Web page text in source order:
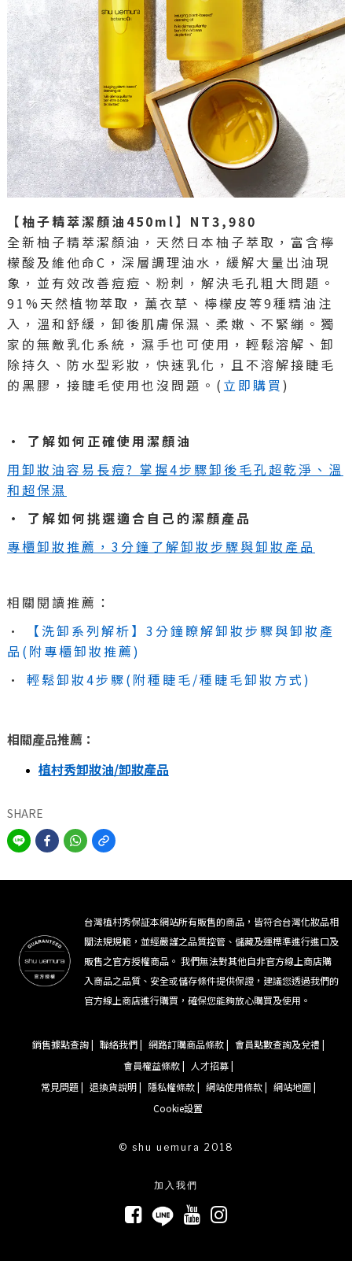
【柚子精萃潔顏油450ml】NT3,980
全新柚子精萃潔顏油，天然日本柚子萃取，富含檸
檬酸及維他命C，深層調理油水，緩解大量出油現
象，並有效改善痘痘、粉刺，解決毛孔粗大問題。
91%天然植物萃取，薰衣草、檸檬皮等9種精油注
入，溫和舒緩，卸後肌膚保濕、柔嫩、不緊繃。獨
家的無敵乳化系統，濕手也可使用，輕鬆溶解、卸
除持久、防水型彩妝，快速乳化，且不溶解接睫毛
的黑膠，接睫毛使用也沒問題。( 立即購買 )
• 了解如何正確使用潔顏油
用卸妝油容易長痘? 掌握4步驟卸後毛孔超乾淨、溫
和超保濕
• 了解如何挑選適合自己的潔顏產品
專櫃卸妝推薦，3分鐘了解卸妝步驟與卸妝產品
相關閱讀推薦：
•
【洗卸系列解析】3分鐘瞭解卸妝步驟與卸妝產
品(附專櫃卸妝推薦)
• 輕鬆卸妝4步驟(附種睫毛/種睫毛卸妝方式)
相關產品推薦：
植村秀卸妝油/卸妝產品
SHARE
台灣植村秀保証本網站所有販售的商品，皆符合台灣化妝品相
關法規規範，並經嚴謹之品質控管、儲藏及運標準進行進口及
販售之官方授權商品。 我們無法對其他自非官方線上商店購
入商品之品質、安全或儲存條件提供保證，建議您透過我們的
官方線上商店進行購買，確保您能夠放心購買及使用。
銷售據點查詢 | 聯絡我們 | 網路訂購商品條款 | 會員點數查詢及兌禮 |
會員權益條款 |
人才招募 |
常見問題 | 退換貨說明 | 隱私權條款 | 網站使用條款 | 網站地圖 |
Cookie設置
© shu uemura 2018
加入我們